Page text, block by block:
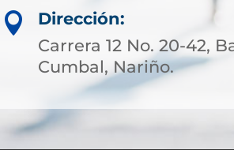

Dirección:
Carrera 12 No. 20-42,
Cumbal, Nariño.